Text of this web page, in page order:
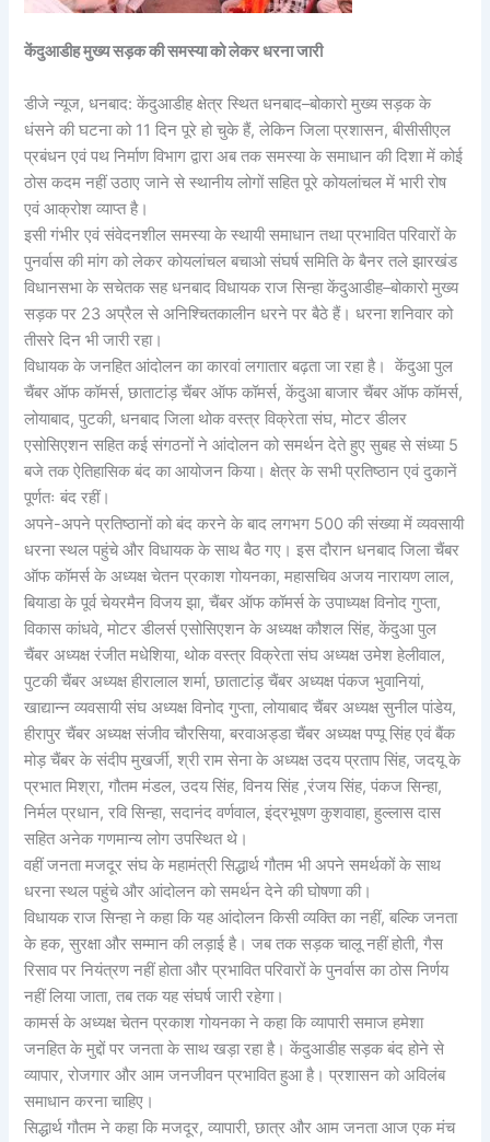
केंदुआडीह मुख्य सड़क की समस्या को लेकर धरना जारी
डीजे न्यूज, धनबाद: केंदुआडीह क्षेत्र स्थित धनबाद–बोकारो मुख्य सड़क के
धंसने की घटना को 11 दिन पूरे हो चुके हैं, लेकिन जिला प्रशासन, बीसीसीएल
प्रबंधन एवं पथ निर्माण विभाग द्वारा अब तक समस्या के समाधान की दिशा में कोई
ठोस कदम नहीं उठाए जाने से स्थानीय लोगों सहित पूरे कोयलांचल में भारी रोष
एवं आक्रोश व्याप्त है।
इसी गंभीर एवं संवेदनशील समस्या के स्थायी समाधान तथा प्रभावित परिवारों के
पुनर्वास की मांग को लेकर कोयलांचल बचाओ संघर्ष समिति के बैनर तले झारखंड
विधानसभा के सचेतक सह धनबाद विधायक राज सिन्हा केंदुआडीह–बोकारो मुख्य
सड़क पर 23 अप्रैल से अनिश्चितकालीन धरने पर बैठे हैं। धरना शनिवार को
तीसरे दिन भी जारी रहा।
विधायक के जनहित आंदोलन का कारवां लगातार बढ़ता जा रहा है। केंदुआ पुल
चैंबर ऑफ कॉमर्स, छाताटांड़ चैंबर ऑफ कॉमर्स, केंदुआ बाजार चैंबर ऑफ कॉमर्स,
लोयाबाद, पुटकी, धनबाद जिला थोक वस्त्र विक्रेता संघ, मोटर डीलर
एसोसिएशन सहित कई संगठनों ने आंदोलन को समर्थन देते हुए सुबह से संध्या 5
बजे तक ऐतिहासिक बंद का आयोजन किया। क्षेत्र के सभी प्रतिष्ठान एवं दुकानें
पूर्णतः बंद रहीं।
अपने-अपने प्रतिष्ठानों को बंद करने के बाद लगभग 500 की संख्या में व्यवसायी
धरना स्थल पहुंचे और विधायक के साथ बैठ गए। इस दौरान धनबाद जिला चैंबर
ऑफ कॉमर्स के अध्यक्ष चेतन प्रकाश गोयनका, महासचिव अजय नारायण लाल,
बियाडा के पूर्व चेयरमैन विजय झा, चैंबर ऑफ कॉमर्स के उपाध्यक्ष विनोद गुप्ता,
विकास कांधवे, मोटर डीलर्स एसोसिएशन के अध्यक्ष कौशल सिंह, केंदुआ पुल
चैंबर अध्यक्ष रंजीत मधेशिया, थोक वस्त्र विक्रेता संघ अध्यक्ष उमेश हेलीवाल,
पुटकी चैंबर अध्यक्ष हीरालाल शर्मा, छाताटांड़ चैंबर अध्यक्ष पंकज भुवानियां,
खाद्यान्न व्यवसायी संघ अध्यक्ष विनोद गुप्ता, लोयाबाद चैंबर अध्यक्ष सुनील पांडेय,
हीरापुर चैंबर अध्यक्ष संजीव चौरसिया, बरवाअड्डा चैंबर अध्यक्ष पप्पू सिंह एवं बैंक
मोड़ चैंबर के संदीप मुखर्जी, श्री राम सेना के अध्यक्ष उदय प्रताप सिंह, जदयू के
प्रभात मिश्रा, गौतम मंडल, उदय सिंह, विनय सिंह ,रंजय सिंह, पंकज सिन्हा,
निर्मल प्रधान, रवि सिन्हा, सदानंद वर्णवाल, इंद्रभूषण कुशवाहा, हुल्लास दास
सहित अनेक गणमान्य लोग उपस्थित थे।
वहीं जनता मजदूर संघ के महामंत्री सिद्धार्थ गौतम भी अपने समर्थकों के साथ
धरना स्थल पहुंचे और आंदोलन को समर्थन देने की घोषणा की।
विधायक राज सिन्हा ने कहा कि यह आंदोलन किसी व्यक्ति का नहीं, बल्कि जनता
के हक, सुरक्षा और सम्मान की लड़ाई है। जब तक सड़क चालू नहीं होती, गैस
रिसाव पर नियंत्रण नहीं होता और प्रभावित परिवारों के पुनर्वास का ठोस निर्णय
नहीं लिया जाता, तब तक यह संघर्ष जारी रहेगा।
कामर्स के अध्यक्ष चेतन प्रकाश गोयनका ने कहा कि व्यापारी समाज हमेशा
जनहित के मुद्दों पर जनता के साथ खड़ा रहा है। केंदुआडीह सड़क बंद होने से
व्यापार, रोजगार और आम जनजीवन प्रभावित हुआ है। प्रशासन को अविलंब
समाधान करना चाहिए।
सिद्धार्थ गौतम ने कहा कि मजदूर, व्यापारी, छात्र और आम जनता आज एक मंच